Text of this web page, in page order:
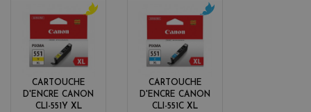
CARTOUCHE
D'ENCRE CANON
CLI-551Y XL
e
l
o
w
CARTOUCHE
D'ENCRE CANON
CLI-551C XL
y
n